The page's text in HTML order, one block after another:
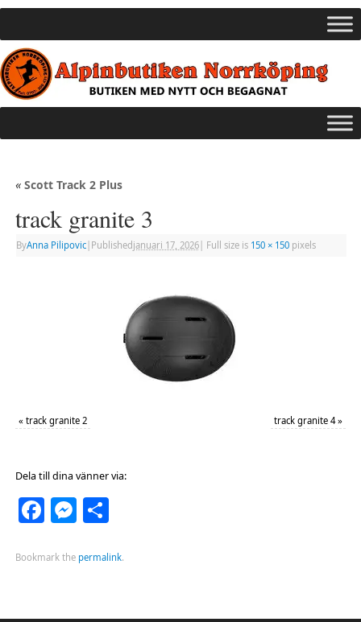
«Scott Track 2 Plus
track granite 3
ByAnna Pilipovic| Published januari 17, 2026| Full size is 150 × 150pixels
« track granite 2 track granite 4»
Dela till dina vänner via:
Facebook
Messenger
Dela
Bookmark the permalink.